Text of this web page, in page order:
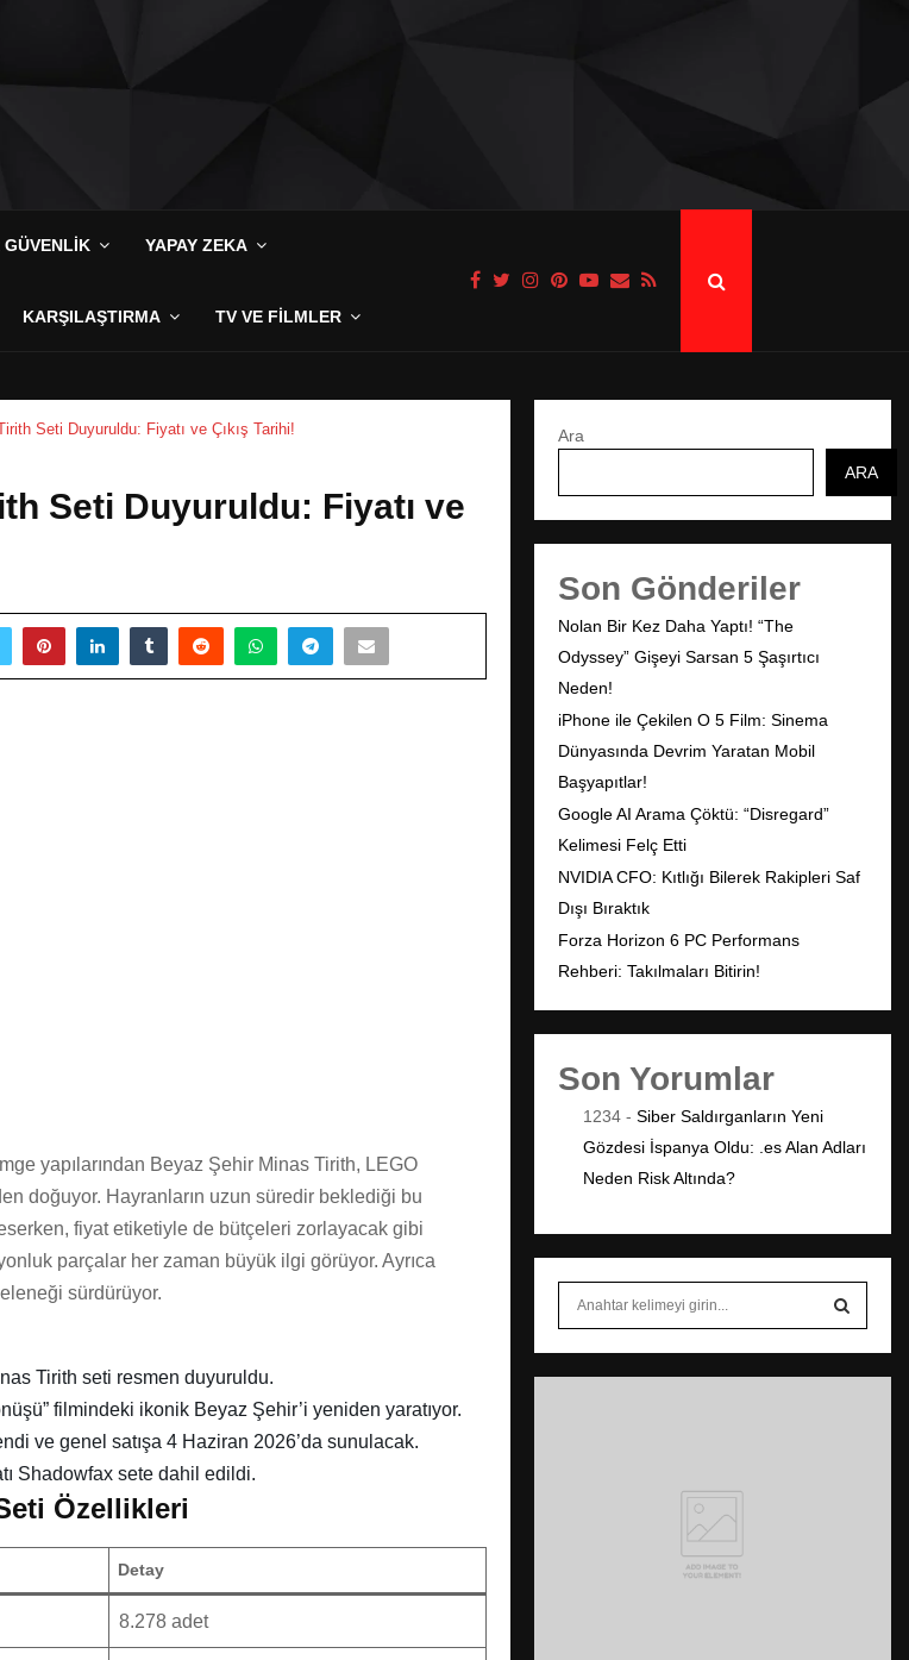
GÜVENLIK YAPAY ZEKA
KARŞILAŞTIRMA TV VE FILMLER
Seti Duyuruldu: Fiyatı ve Çıkış Tarihi!
Seti Duyuruldu: Fiyatı ve
yapılarından Beyaz Şehir Minas Tirith, LEGO
doğuyor. Hayranların uzun süredir beklediği bu
fiyat etiketiyle de bütçeleri zorlayacak gibi
parçalar her zaman büyük ilgi görüyor. Ayrıca
sürdürüyor.
Tirith seti resmen duyuruldu.
filmindeki ikonik Beyaz Şehir’i yeniden yaratıyor.
ve genel satışa 4 Haziran 2026’da sunulacak.
Shadowfax sete dahil edildi.
Özellikleri
Detay
8.278 adet
Ara
ARA
Son Gönderiler
Nolan Bir Kez Daha Yaptı! “The
Odyssey” Gişeyi Sarsan 5 Şaşırtıcı
Neden!
iPhone ile Çekilen O 5 Film: Sinema
Dünyasında Devrim Yaratan Mobil
Başyapıtlar!
Google AI Arama Çöktü: “Disregard”
Kelimesi Felç Etti
NVIDIA CFO: Kıtlığı Bilerek Rakipleri Saf
Dışı Bıraktık
Forza Horizon 6 PC Performans
Rehberi: Takılmaları Bitirin!
Son Yorumlar
1234 - Siber Saldırganların Yeni
Gözdesi İspanya Oldu: .es Alan Adları
Neden Risk Altında?
S